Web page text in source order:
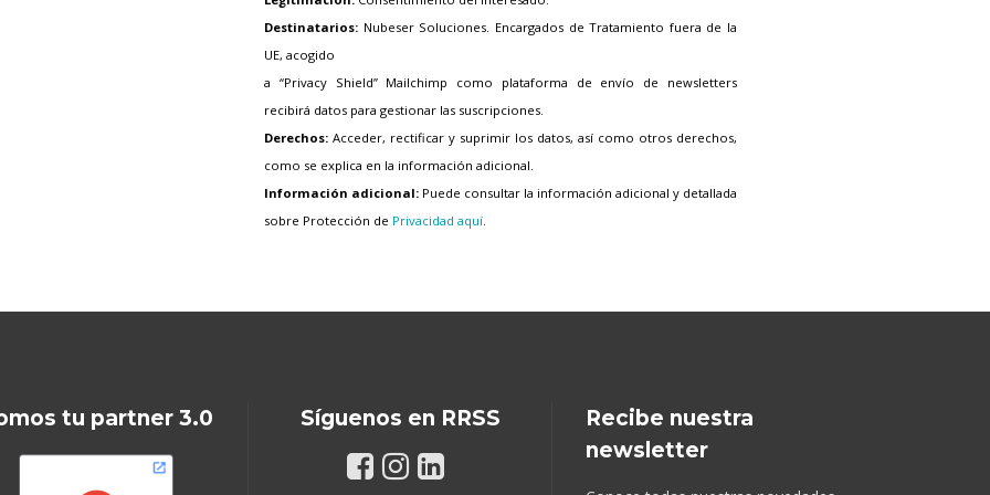
Destinatarios: Nubeser Soluciones. Encargados de Tratamiento fuera de la
UE, acogido
a “Privacy Shield” Mailchimp como plataforma de envío de newsletters
recibirá datos para gestionar las suscripciones.
Derechos: Acceder, rectificar y suprimir los datos, así como otros derechos,
como se explica en la información adicional.
Información adicional: Puede consultar la información adicional y detallada
sobre Protección de Privacidad aquí.
tu partner 3.0 Síguenos en RRSS
Recibe nuestra
newsletter